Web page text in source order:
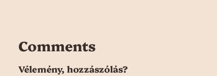
Comments
Vélemény, hozzászólás?